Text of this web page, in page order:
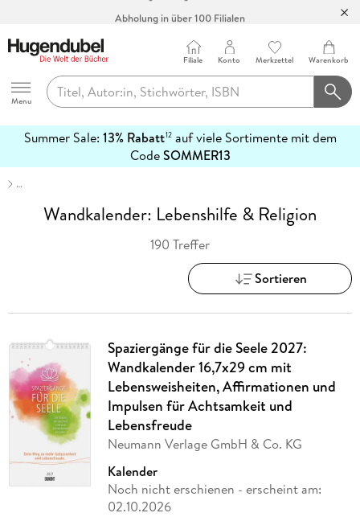
Abholung in über 100 Filialen
Hugendubel
Menu
Filiale Konto Merkzettel Warenkorb
Summer Sale: 13% Rabatt12auf viele Sortimente mit dem
CodeSOMMER13
erfahren
…
Wandkalender: Lebenshilfe & Religion
190 Treffer
Sortieren
Spaziergänge für die Seele 2027:
Wandkalender 16,7x29 cm mit
Lebensweisheiten, Affirmationen und
Impulsen für Achtsamkeit und
Lebensfreude
Neumann Verlage GmbH & Co. KG
Kalender
Noch nicht erschienen - erscheint am:
02.10.2026